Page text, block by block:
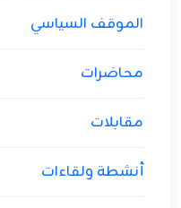
الموقف السياسي
محاضرات
مقابلات
أنشطة ولقاءات